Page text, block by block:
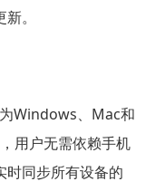
。
Windows、Mac和
用户无需依赖手机
时同步所有设备的